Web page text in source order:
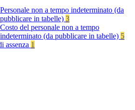
Personale non a tempo indeterminato (da
pubblicare in tabelle) 3
Costo del personale non a tempo
indeterminato (da pubblicare in tabelle) 5
assenza 1